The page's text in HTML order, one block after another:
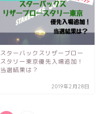
スターバックスリザーブロー
スタリー東京優先入場追加！
当選結果は？
2019年2月28日